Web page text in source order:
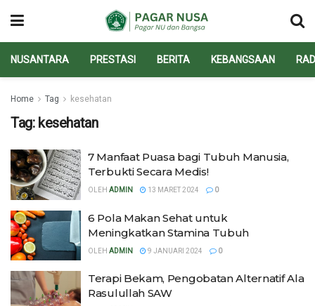
NUSANTARA PRESTASI BERITA KEBANGSAAN
Home Tag kesehatan
Tag: kesehatan
7 Manfaat Puasa bagi Tubuh Manusia,
Terbukti Secara Medis!
OLEH ADMIN 13 MARET 2024 0
6 Pola Makan Sehat untuk
Meningkatkan Stamina Tubuh
OLEH ADMIN 9 JANUARI 2024 0
Terapi Bekam, Pengobatan Alternatif Ala
Rasulullah SAW